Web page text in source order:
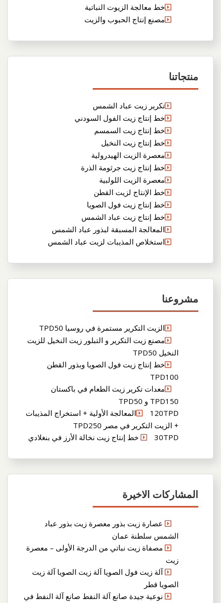
خط معالجة الزيوت النباتية
مصنع إنتاج الحبوب والزيت
منتجاتنا
تكرير زيت عباد الشمس
خط إنتاج زيت الفول السودني
خط إنتاج زيت السمسم
خط إنتاج زيت النخيل
معصرة الزيت الهيدرولية
خط إنتاج زيت جرثومة الذرة
معصرة الزيت اللولبية
خط الإنتاج لزيت القطن
خط إنتاج زيت فول الصويا
خط إنتاج زيت عباد الشمس
المعالجة المسبقة لبذور عباد الشمس
استخلاص المذيبات لزيت عباد الشمس
مشروعنا
الزيت التكرير مستمرة في روسيا TPD50
مصنع زيت التكرير و التبلور زيت النخيل للزيت
النخيل TPD50
خط إنتاج زيت فول الصويا وبذور القطن
TPD100
معدات تكرير زيت الطعام في باكستان
TPD150 و TPD50
120TPDالمعالجة الأولية + استخراج المذيبات
+ الزيت التكرير في مصر TPD250
30TPD خط إنتاج زيت نخالة الأرز في بنغلادي
المشاركات الاخيرة
عصارة زيت بذور معصرة زيت بذور عباد
الشمس سلطنة عمان
مصفاة زيت نباتي من الدرجة الأولى – معصرة
زيت
آلة زيت فول الصويا آلة زيت الصويا آلة زيت
الصويا قطر
نوعية جيدة صانع آلة النفط صانع آلة النفط في